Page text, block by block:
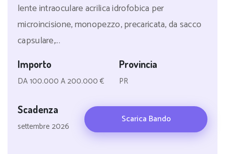
lente intraoculare acrilica idrofobica per
microincisione, monopezzo, precaricata, da sacco
capsulare,...
Importo
DA 100.000 A 200.000 €
Provincia
PR
Scadenza
settembre 2026
Scarica Bando